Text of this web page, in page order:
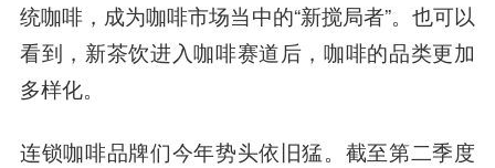
统咖啡，成为咖啡市场当中的“新搅局者”。也可以
看到，新茶饮进入咖啡赛道后，咖啡的品类更加
多样化。
连锁咖啡品牌们今年势头依旧猛。截至第二季度